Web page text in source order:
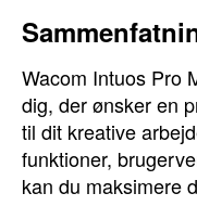
Wacom Intuos Pro
dig, der ønsker en
til dit kreative
funktioner,
kan du maksimere